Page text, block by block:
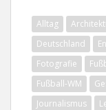
Alltag
Deutschland
Fotografie
Fußball-WM
Journalismus